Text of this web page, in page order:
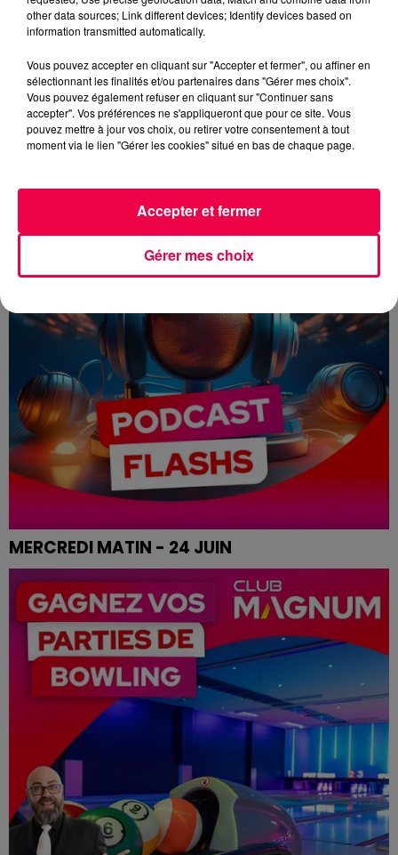
UN JOUR UNE CHANSON #788
EXTREME - MORE THAN WORDS
MERCREDI MATIN - 24 JUIN
Les infos de ce mercredi matin.
other data sources; Link different devices; Identify devices based on
information transmitted automatically.
Vous pouvez accepter en cliquant sur "Accepter et fermer", ou affiner en
sélectionnant les finalités et/ou partenaires dans "Gérer mes choix".
Vous pouvez également refuser en cliquant sur "Continuer sans
accepter". Vos préférences ne s'appliqueront que pour ce site. Vous
pouvez mettre à jour vos choix, ou retirer votre consentement à tout
moment via le lien "Gérer les cookies" situé en bas de chaque page.
Gérer mes choix
Accepter et fermer